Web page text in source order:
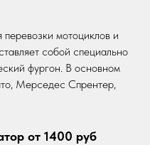
перевозки мотоциклов и
собой специально
фургон. В основном
Мерседес Спрентер,
от 1400 руб